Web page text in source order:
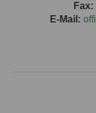
Fax:
E-Mail: